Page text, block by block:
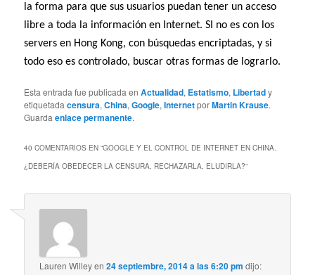
la forma para que sus usuarios puedan tener un acceso
libre a toda la información en Internet. SI no es con los
servers en Hong Kong, con búsquedas encriptadas, y si
todo eso es controlado, buscar otras formas de lograrlo.
Esta entrada fue publicada enActualidad, Estatismo, Libertady
etiquetadacensura,China,Google,InternetporMartin Krause.
Guardaenlace permanente.
40 COMENTARIOS EN “GOOGLE Y EL CONTROL DE INTERNET EN CHINA.
¿DEBERÍA OBEDECER LA CENSURA, RECHAZARLA, ELUDIRLA?”
Lauren Willeyen24 septiembre, 2014 a las 6:20 pm dijo: